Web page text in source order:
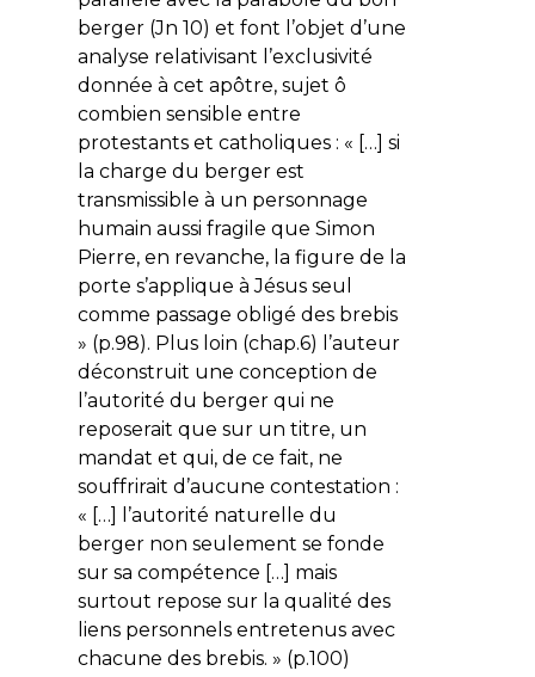
berger (Jn 10) et font l’objet d’une
analyse relativisant l’exclusivité
donnée à cet apôtre, sujet ô
combien sensible entre
protestants et catholiques : « […] si
la charge du berger est
transmissible à un personnage
humain aussi fragile que Simon
Pierre, en revanche, la figure de la
porte s’applique à Jésus seul
comme passage obligé des brebis
» (p.98). Plus loin (chap.6) l’auteur
déconstruit une conception de
l’autorité du berger qui ne
reposerait que sur un titre, un
mandat et qui, de ce fait, ne
souffrirait d’aucune contestation :
« […] l’autorité naturelle du
berger non seulement se fonde
sur sa compétence […] mais
surtout repose sur la qualité des
liens personnels entretenus avec
chacune des brebis. » (p.100)